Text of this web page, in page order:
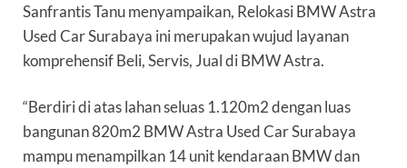
Sanfrantis Tanu menyampaikan, Relokasi BMW Astra
Used Car Surabaya ini merupakan wujud layanan
komprehensif Beli, Servis, Jual di BMW Astra.
“Berdiri di atas lahan seluas 1.120m2 dengan luas
bangunan 820m2 BMW Astra Used Car Surabaya
mampu menampilkan 14 unit kendaraan BMW dan